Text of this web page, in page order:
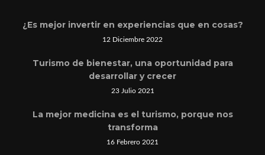
¿Es mejor invertir en experiencias que en cosas?
12 Diciembre 2022
Turismo de bienestar, una oportunidad para
desarrollar y crecer
23 Julio 2021
La mejor medicina es el turismo, porque nos
transforma
16 Febrero 2021